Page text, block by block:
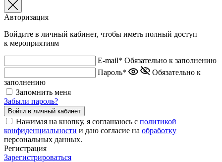
Авторизация
Войдите в личный кабинет, чтобы иметь полный доступ
к мероприятиям
E-mail* Обязательно к заполнению
Пароль*
Обязательно к
заполнению
Запомнить меня
Забыли пароль?
Нажимая на кнопку, я соглашаюсь с политикой
конфиденциальности и даю согласие на обработку
персональных данных.
Регистрация
Зарегистрироваться